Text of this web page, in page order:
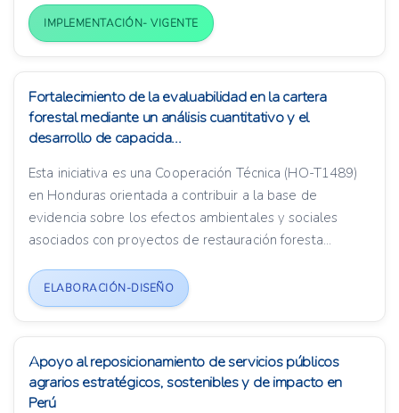
IMPLEMENTACIÓN- VIGENTE
Fortalecimiento de la evaluabilidad en la cartera
forestal mediante un análisis cuantitativo y el
desarrollo de capacida...
Esta iniciativa es una Cooperación Técnica (HO-T1489)
en Honduras orientada a contribuir a la base de
evidencia sobre los efectos ambientales y sociales
asociados con proyectos de restauración foresta...
ELABORACIÓN-DISEÑO
Apoyo al reposicionamiento de servicios públicos
agrarios estratégicos, sostenibles y de impacto en
Perú